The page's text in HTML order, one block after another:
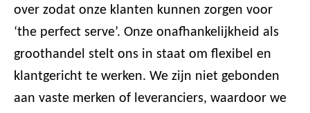
over zodat onze klanten kunnen zorgen voor
‘the perfect serve’. Onze onafhankelijkheid als
groothandel stelt ons in staat om flexibel en
klantgericht te werken. We zijn niet gebonden
aan vaste merken of leveranciers, waardoor we